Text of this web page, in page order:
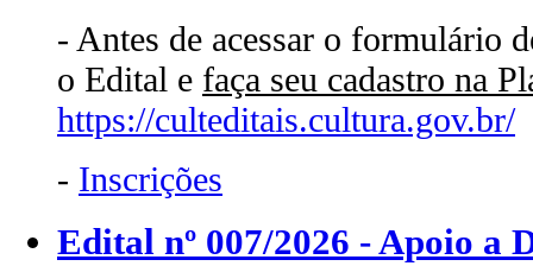
- Antes de acessar o formulário
o Edital e faça seu cadastro na
https://culteditais.cultura.gov.br/
- Inscrições
Edital nº 007/2026 - Apoio a